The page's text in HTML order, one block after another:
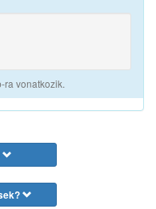
ra vonatkozik.